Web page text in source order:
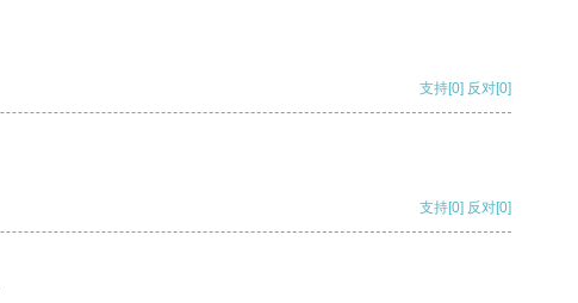
支持[0] 反对[0]
支持[0] 反对[0]